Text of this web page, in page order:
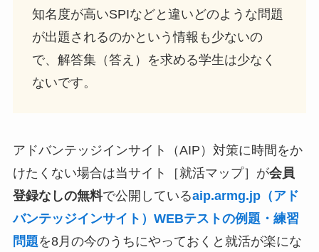
知名度が高いSPIなどと違いどのような問題
が出題されるのかという情報も少ないの
で、解答集（答え）を求める学生は少なく
ないです。
アドバンテッジインサイト（AIP）対策に時間をか
けたくない場合は当サイト［就活マップ］が会員
登録なしの無料で公開しているaip.armg.jp（アド
バンテッジインサイト）WEBテストの例題・練習
問題を8月の今のうちにやっておくと就活が楽にな